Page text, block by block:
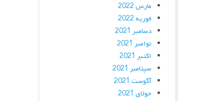
مارس 2022
فوریه 2022
دسامبر 2021
نوامبر 2021
اکتبر 2021
سپتامبر 2021
آگوست 2021
جولای 2021